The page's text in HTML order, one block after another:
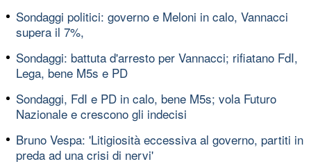
Sondaggi politici: governo e Meloni in calo, Vannacci
supera il 7%,
Sondaggi: battuta d'arresto per Vannacci; rifiatano FdI,
Lega, bene M5s e PD
Sondaggi, FdI e PD in calo, bene M5s; vola Futuro
Nazionale e crescono gli indecisi
Bruno Vespa: 'Litigiosità eccessiva al governo, partiti in
preda ad una crisi di nervi'